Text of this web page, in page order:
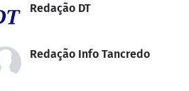
Redação DT
Redação Info Tancredo